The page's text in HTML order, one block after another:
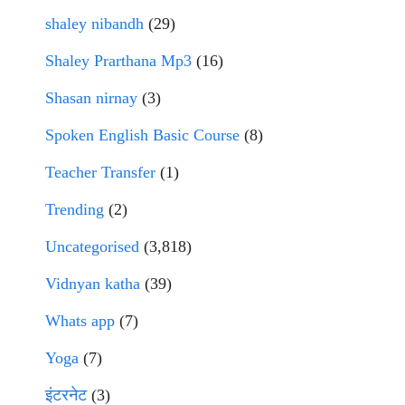
shaley nibandh (29)
Shaley Prarthana Mp3 (16)
Shasan nirnay (3)
Spoken English Basic Course (8)
Teacher Transfer (1)
Trending (2)
Uncategorised (3,818)
Vidnyan katha (39)
Whats app (7)
Yoga (7)
इंटरनेट(3)